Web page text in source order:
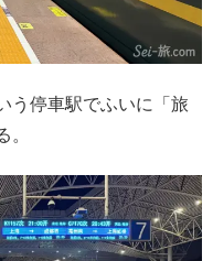
う停車駅でふいに「旅
。